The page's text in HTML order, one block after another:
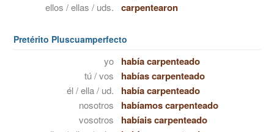
ellos / ellas / uds. carpentearon
Pretérito Pluscuamperfecto
yo había carpenteado
tú / vos habías carpenteado
él / ella / ud. había carpenteado
nosotros habíamos carpenteado
vosotros habíais carpenteado